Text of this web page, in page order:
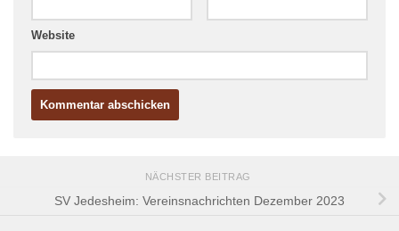
Website
NÄCHSTER BEITRAG
SV Jedesheim: Vereinsnachrichten Dezember 2023